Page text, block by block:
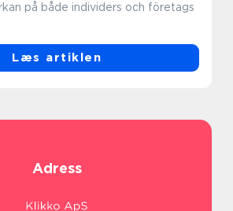
på både individers och företags
Læs artiklen
Adress